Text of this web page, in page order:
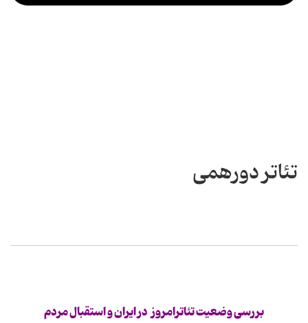
تئاتر دورهمی
بررسی وضعیت تئاترامروز در ایران و استقبال مردم